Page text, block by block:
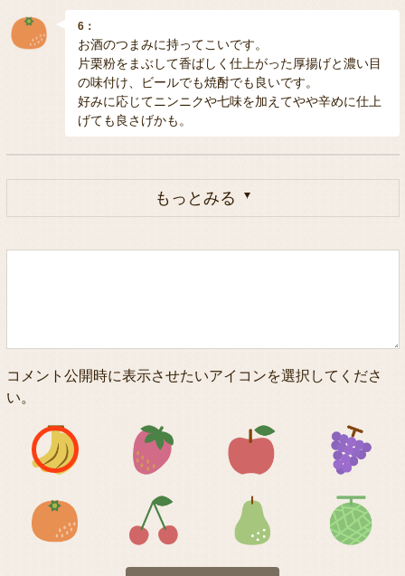
6：
お酒のつまみに持ってこいです。
片栗粉をまぶして香ばしく仕上がった厚揚げと濃い目
の味付け、ビールでも焼酎でも良いです。
好みに応じてニンニクや七味を加えてやや辛めに仕上
げても良さげかも。
もっとみる
コメント公開時に表示させたいアイコンを選択してくださ
い。
アイコン1 アイコン2 アイコン3
アイコン5 アイコン6 アイコン7